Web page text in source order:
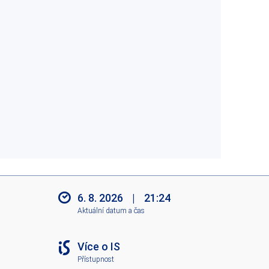
6. 8. 2026 | 21:24
Aktuální datum a čas
Více o IS
Přístupnost